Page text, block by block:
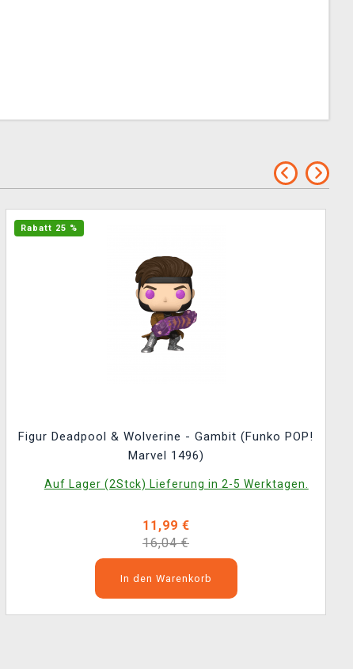
Rabatt 25 %
Figur Deadpool & Wolverine - Gambit (Funko POP!
Marvel 1496)
Auf Lager (2Stck) Lieferung in 2-5 Werktagen.
11,99 €
16,04 €
In den Warenkorb